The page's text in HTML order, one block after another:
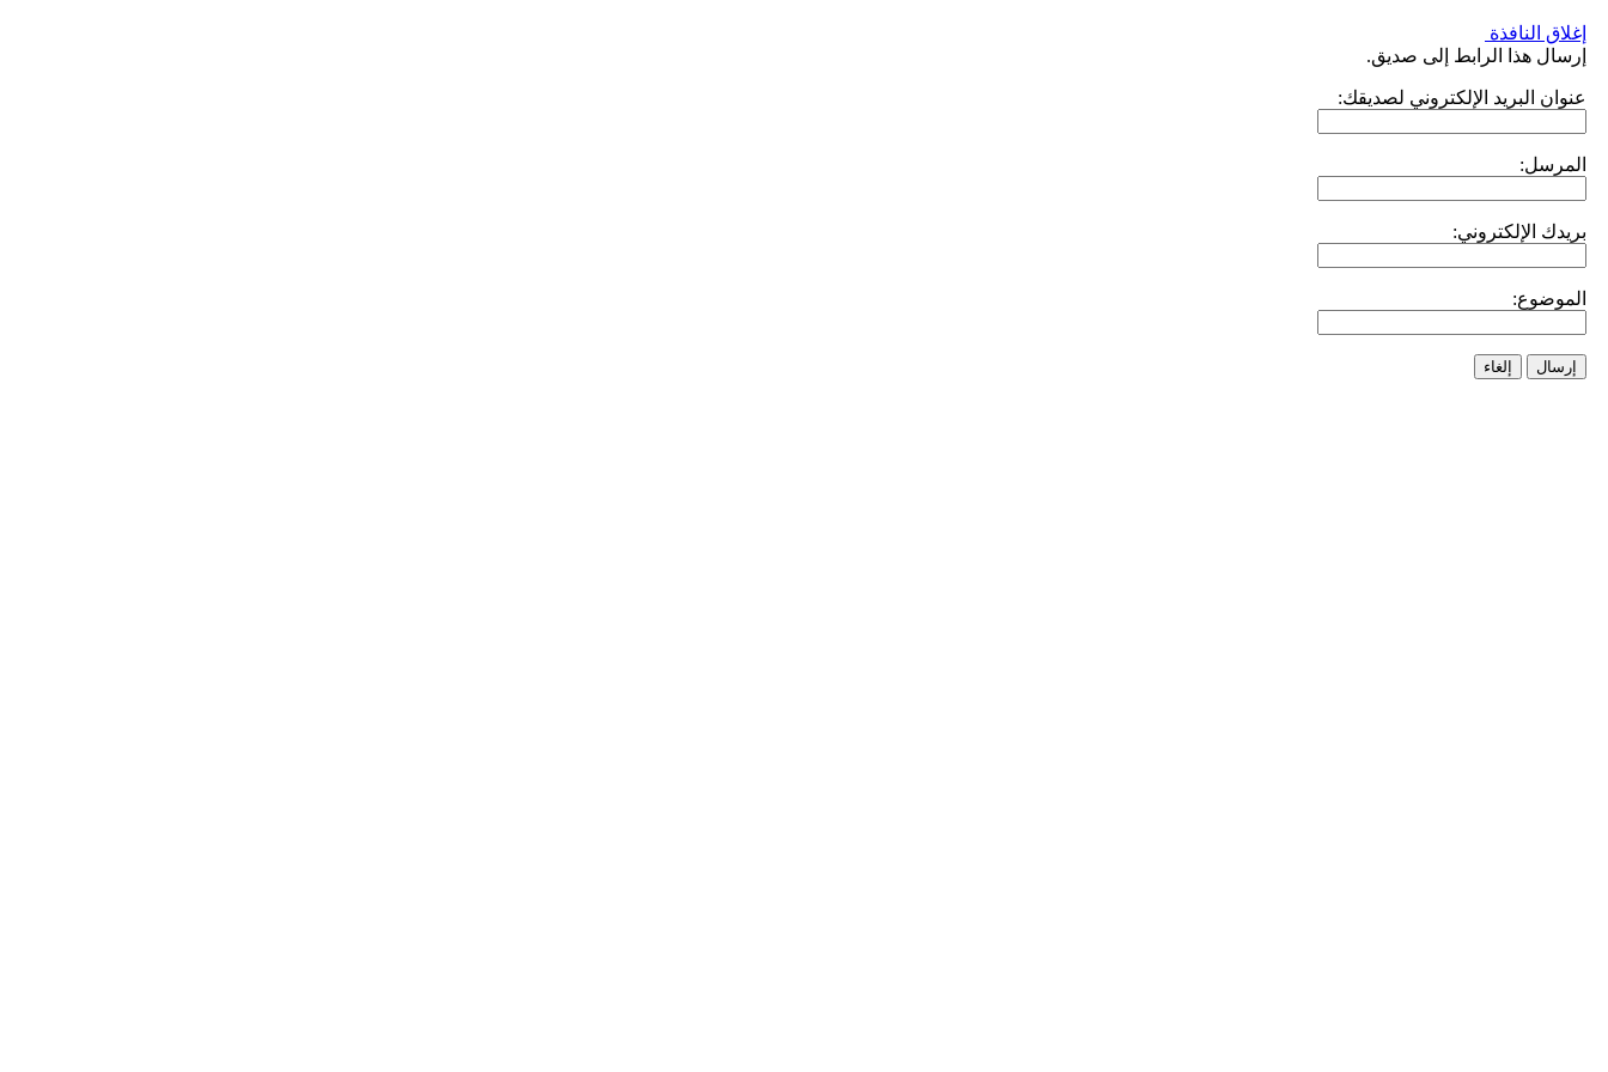
إغلاق النافذة
إرسال هذا الرابط إلى صديق.
عنوان البريد الإلكتروني لصديقك:
المرسل:
بريدك الإلكتروني:
الموضوع:
إرسال إلغاء